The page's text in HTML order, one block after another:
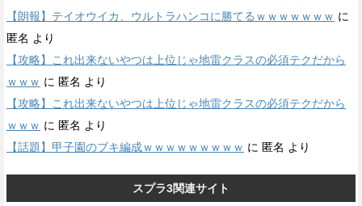
【朗報】テイオウイカ、ウルトラハンコに勝てるｗｗｗｗｗｗｗ に
匿名 より
【攻略】これ出来ないやつは上位じゃ地雷クラスの必須テクだから
ｗｗｗ に 匿名 より
【攻略】これ出来ないやつは上位じゃ地雷クラスの必須テクだから
ｗｗｗ に 匿名 より
【話題】甲子園のブキ編成ｗｗｗｗｗｗｗｗｗ に 匿名 より
スプラ3関連サイト